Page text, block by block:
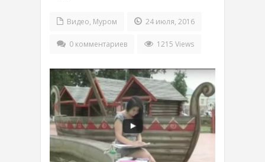
Видео, Муром 24 июля, 2016
0 комментариев 1215 Views